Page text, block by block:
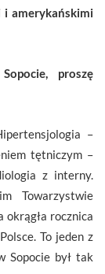
amerykańskimi
proszę
–
tętniczym –
z interny.
Towarzystwie
okrągła rocznica
To jeden z
Sopocie był tak